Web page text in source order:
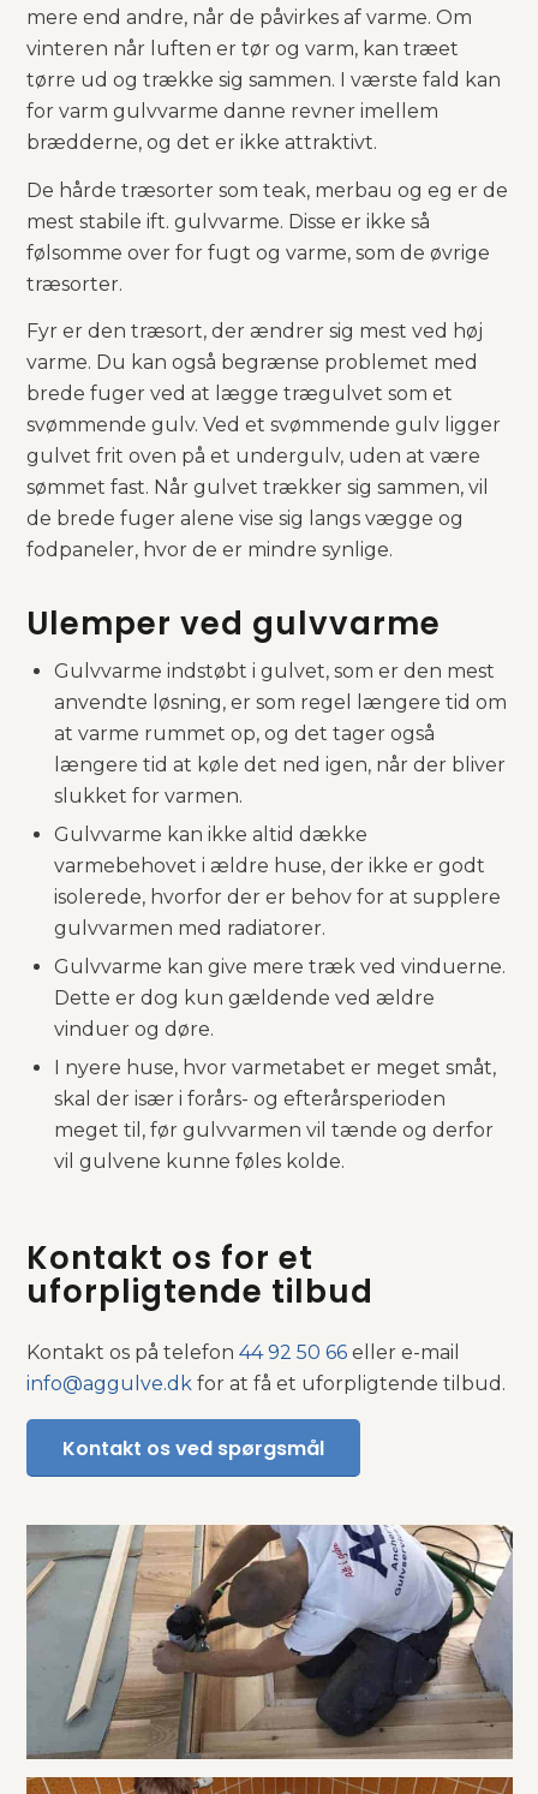
Ulemper ved gulvvarme
Gulvvarme indstøbt i gulvet, som er den mest
anvendte løsning, er som regel længere tid om
at varme rummet op, og det tager også
længere tid at køle det ned igen, når der bliver
slukket for varmen.
Gulvvarme kan ikke altid dække
varmebehovet i ældre huse, der ikke er godt
isolerede, hvorfor der er behov for at supplere
gulvvarmen med radiatorer.
Gulvvarme kan give mere træk ved vinduerne.
Dette er dog kun gældende ved ældre
vinduer og døre.
I nyere huse, hvor varmetabet er meget småt,
skal der især i forårs- og efterårsperioden
meget til, før gulvvarmen vil tænde og derfor
vil gulvene kunne føles kolde.
Kontakt os for et
uforpligtende tilbud
Kontakt os på telefon44 92 50 66 eller e-mail
info@aggulve.dk for at få et uforpligtende tilbud.
Kontakt os ved spørgsmål
mere end andre, når de påvirkes af varme. Om
vinteren når luften er tør og varm, kan træet
tørre ud og trække sig sammen. I værste fald kan
for varm gulvvarme danne revner imellem
brædderne, og det er ikke attraktivt.
​De hårde træsorter som teak, merbau og eg er de
mest stabile ift. gulvvarme. Disse er ikke så
følsomme over for fugt og varme, som de øvrige
træsorter.
​Fyr er den træsort, der ændrer sig mest ved høj
varme. Du kan også begrænse problemet med
brede fuger ved at lægge trægulvet som et
svømmende gulv. Ved et svømmende gulv ligger
gulvet frit oven på et undergulv, uden at være
sømmet fast. Når gulvet trækker sig sammen, vil
de brede fuger alene vise sig langs vægge og
fodpaneler, hvor de er mindre synlige.​